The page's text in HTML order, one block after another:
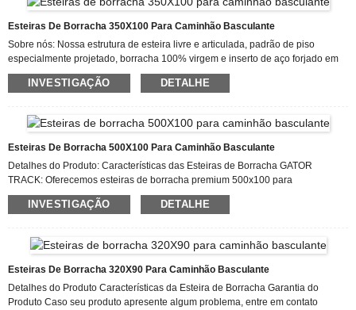
qualidade dos produtos, os detalhes determinam a qualidade dos produtos,
com uma equipe REALISTA, EFICIENTE E INOVADORA...
Esteiras De Borracha 350X100 Para Caminhão Basculante
Sobre nós: Nossa estrutura de esteira livre e articulada, padrão de piso
especialmente projetado, borracha 100% virgem e inserto de aço forjado em
peça única resultam em extrema durabilidade e desempenho, além de maior
vida útil para equipamentos de construção. As esteiras Gator Track oferecem
em moldes e formulação de borracha. Sabemos que só prosperamos se
pudermos garantir preços competitivos e qualidade vantajosa
simultaneamente para o setor de construção.
INVESTIGAÇÃO DETALHE
Esteiras De Borracha 500X100 Para Caminhão Basculante
Detalhes do Produto: Características das Esteiras de Borracha GATOR
TRACK: Oferecemos esteiras de borracha premium 500x100 para
basculantes, garantindo o máximo desempenho das suas máquinas. Nosso
compromisso é simplificar o processo de compra de esteiras de borracha de
Quanto mais rápido pudermos fornecer suas esteiras, mais rápido você
poderá concluir seu trabalho! Devido à ampla aplicabilidade dos nossos
produtos, bem como à sua excelente qualidade e bom serviço pós-venda...
INVESTIGAÇÃO DETALHE
Esteiras De Borracha 320X90 Para Caminhão Basculante
Detalhes do Produto Características da Esteira de Borracha Garantia do
Produto Caso seu produto apresente algum problema, entre em contato